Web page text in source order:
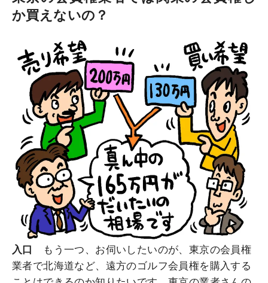
か買えないの？
入口
もう一つ、お伺いしたいのが、東京の会員権
業者で北海道など、遠方のゴルフ会員権を購入する